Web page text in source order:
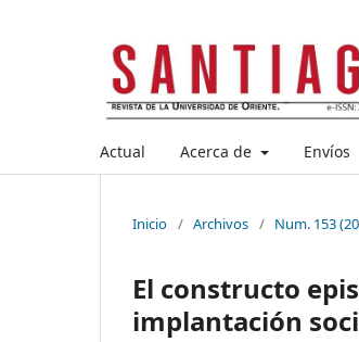
Actual Acerca de Envíos
Inicio / Archivos / Num. 153
El constructo
implantación